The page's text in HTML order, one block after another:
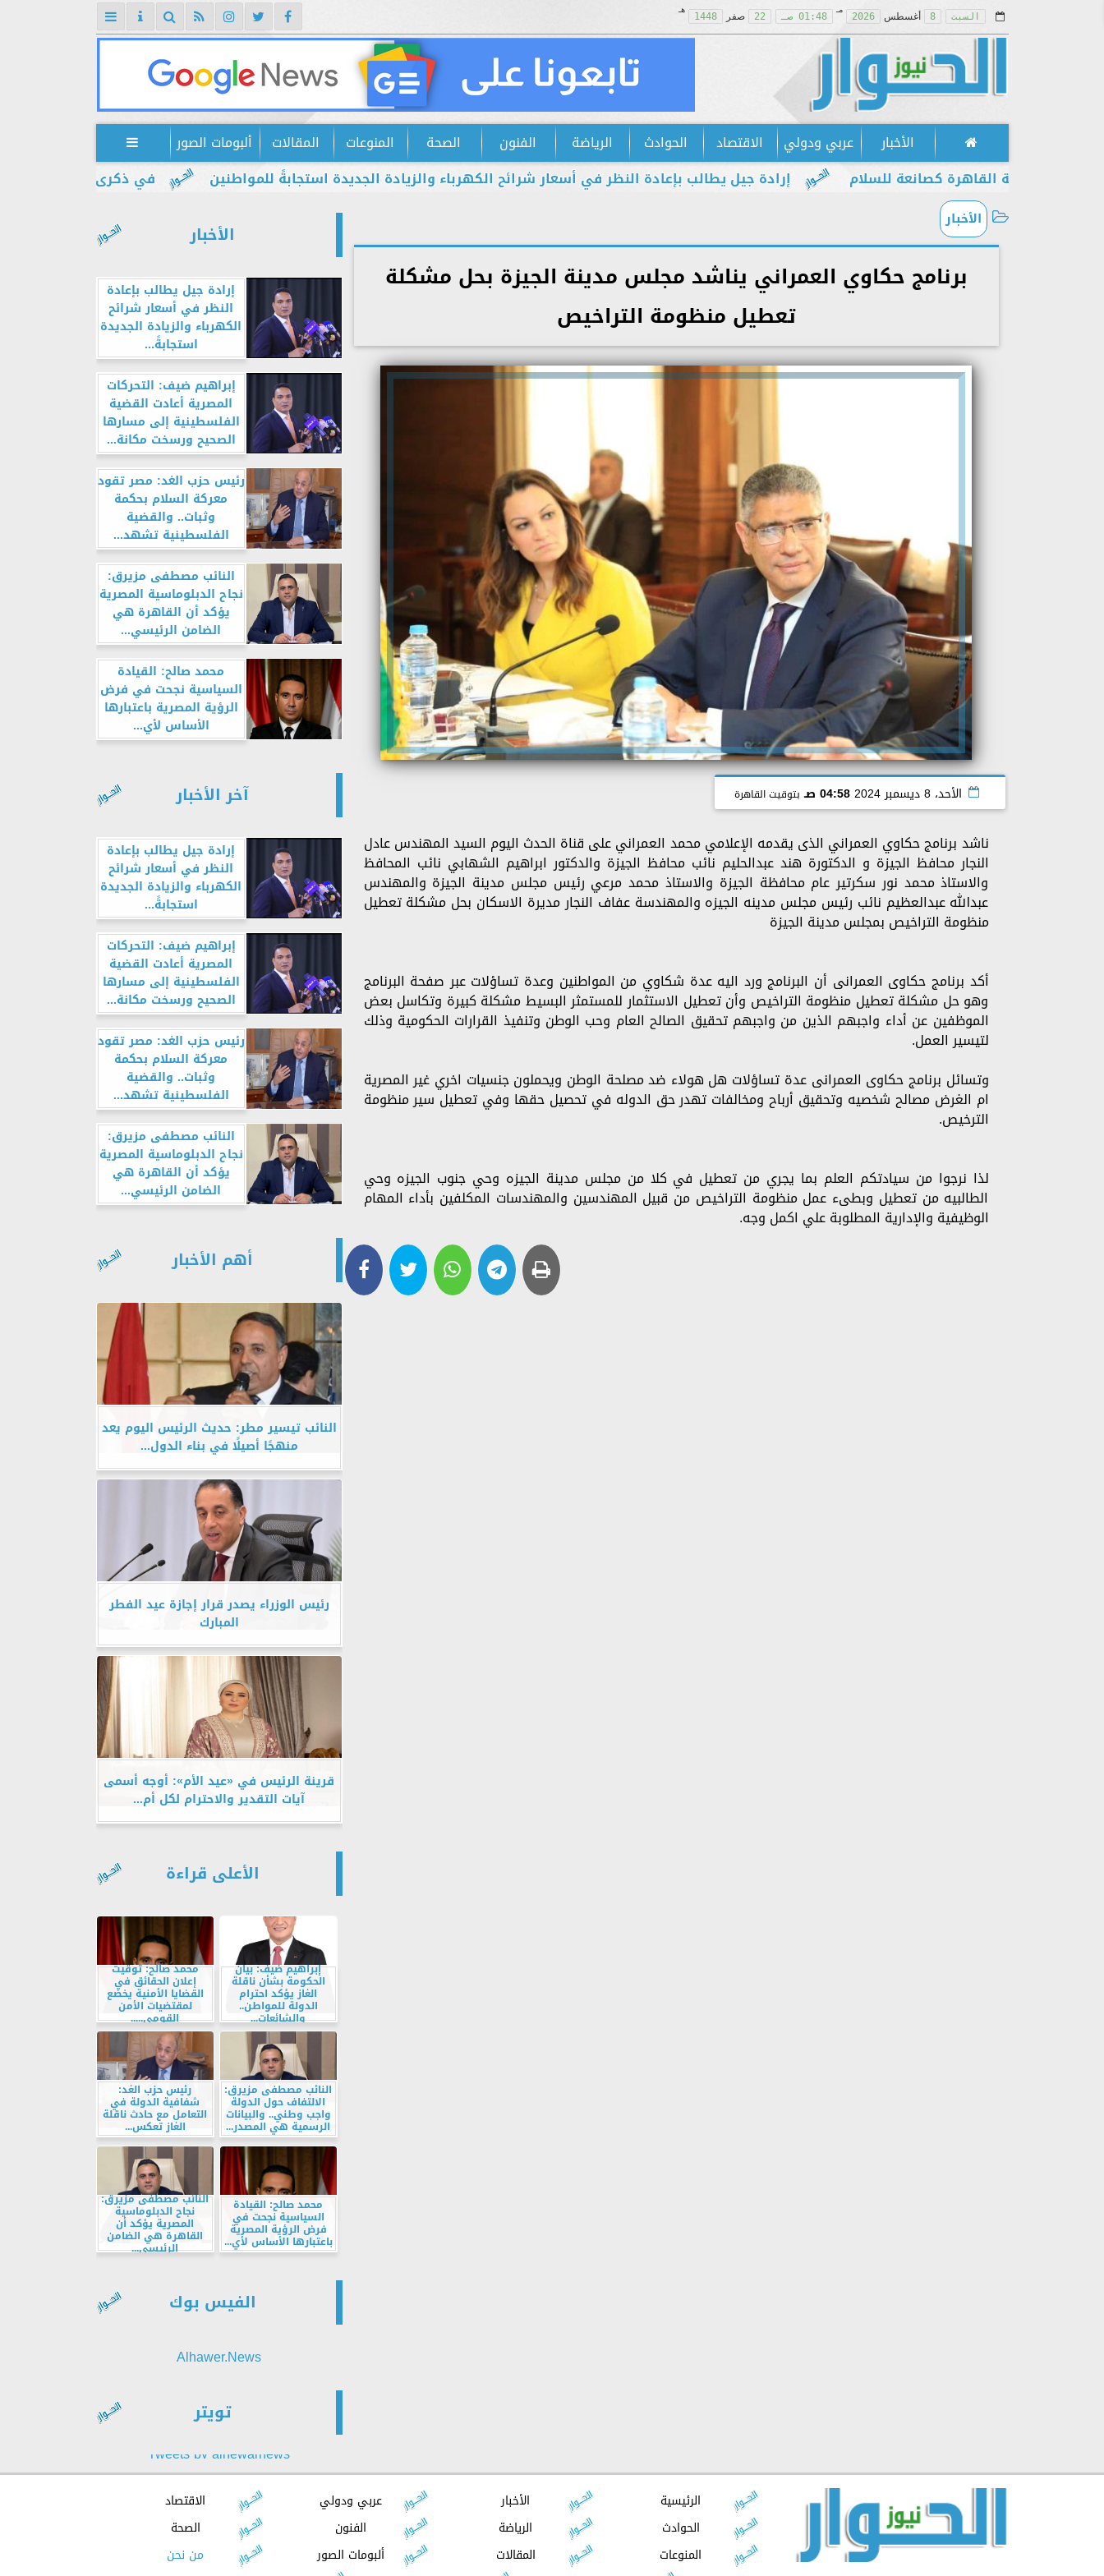
السبت 8 أغسطس 2026
مـ
01:48 صـ 22 صفر 1448
هـ
الأخبار عربي ودولي الاقتصاد الحوادث الرياضة الفنون الصحة المنوعات المقالات ألبومات الصور

في ذكرى يوليو.. إبراهيم
إرادة جيل يطالب بإعادة النظر في أسعار شرائح الكهرباء والزيادة الجديدة استجابةً للمواطنين القاهرة كصانعة للسلام
الأخبار
برنامج حكاوي العمراني يناشد مجلس مدينة الجيزة بحل مشكلة
تعطيل منظومة التراخيص
الأحد، 8 ديسمبر 2024 04:58 صـ بتوقيت القاهرة
ناشد برنامج حكاوي العمراني الذى يقدمه الإعلامي محمد العمراني على قناة الحدث اليوم السيد المهندس عادل
النجار محافظ الجيزة و الدكتورة هند عبدالحليم نائب محافظ الجيزة والدكتور ابراهيم الشهابي نائب المحافظ
والاستاذ محمد نور سكرتير عام محافظة الجيزة والاستاذ محمد مرعي رئيس مجلس مدينة الجيزة والمهندس
عبدالله عبدالعظيم نائب رئيس مجلس مدينه الجيزه والمهندسة عفاف النجار مديرة الاسكان بحل مشكلة تعطيل
منظومة التراخيص بمجلس مدينة الجيزة
أكد برنامج حكاوى العمرانى أن البرنامج ورد اليه عدة شكاوي من المواطنين وعدة تساؤلات عبر صفحة البرنامج
وهو حل مشكلة تعطيل منظومة التراخيص وأن تعطيل الاستثمار للمستمثر البسيط مشكلة كبيرة وتكاسل بعض
الموظفين عن أداء واجبهم الذين من واجبهم تحقيق الصالح العام وحب الوطن وتنفيذ القرارات الحكومية وذلك
لتيسير العمل.
وتسائل برنامج حكاوى العمرانى عدة تساؤلات هل هولاء ضد مصلحة الوطن ويحملون جنسيات اخري غير المصرية
ام الغرض مصالح شخصيه وتحقيق أرباح ومخالفات تهدر حق الدوله في تحصيل حقها وفي تعطيل سير منظومة
الترخيص.
لذا نرجوا من سيادتكم العلم بما يجري من تعطيل في كلا من مجلس مدينة الجيزه وحي جنوب الجيزه وحي
الطالبيه من تعطيل وبطىء عمل منظومة التراخيص من قبيل المهندسين والمهندسات المكلفين بأداء المهام
الوظيفية والإدارية المطلوبة علي اكمل وجه.
الأخبار
إرادة جيل يطالب بإعادة
النظر في أسعار شرائح
الكهرباء والزيادة الجديدة
استجابةً...
إبراهيم ضيف: التحركات
المصرية أعادت القضية
الفلسطينية إلى مسارها
الصحيح ورسخت مكانة...
رئيس حزب الغد: مصر تقود
معركة السلام بحكمة
وثبات.. والقضية
الفلسطينية تشهد...
النائب مصطفى مزيرق:
نجاح الدبلوماسية المصرية
يؤكد أن القاهرة هي
الضامن الرئيسي...
محمد صالح: القيادة
السياسية نجحت في فرض
الرؤية المصرية باعتبارها
الأساس لأي...
آخر الأخبار
إرادة جيل يطالب بإعادة
النظر في أسعار شرائح
الكهرباء والزيادة الجديدة
استجابةً...
إبراهيم ضيف: التحركات
المصرية أعادت القضية
الفلسطينية إلى مسارها
الصحيح ورسخت مكانة...
رئيس حزب الغد: مصر تقود
معركة السلام بحكمة
وثبات.. والقضية
الفلسطينية تشهد...
النائب مصطفى مزيرق:
نجاح الدبلوماسية المصرية
يؤكد أن القاهرة هي
الضامن الرئيسي...
أهم الأخبار
النائب تيسير مطر: حديث الرئيس اليوم يعد
منهجًا أصيلًا في بناء الدول...
رئيس الوزراء يصدر قرار إجازة عيد الفطر
المبارك
قرينة الرئيس في «عيد الأم»: أوجه أسمى
آيات التقدير والاحترام لكل أم...
الأعلى قراءة
إبراهيم ضيف: بيان
الحكومة بشأن ناقلة
الغاز يؤكد احترام
الدولة للمواطن..
والشائعات...
محمد صالح: توقيت
إعلان الحقائق في
القضايا الأمنية يخضع
لمقتضيات الأمن
القومي.....
النائب مصطفى مزيرق:
الالتفاف حول الدولة
واجب وطني.. والبيانات
الرسمية هي المصدر...
رئيس حزب الغد:
شفافية الدولة في
التعامل مع حادث ناقلة
الغاز تعكس...
محمد صالح: القيادة
السياسية نجحت في
فرض الرؤية المصرية
باعتبارها الأساس لأي...
النائب مصطفى مزيرق:
نجاح الدبلوماسية
المصرية يؤكد أن
القاهرة هي الضامن
الرئيسي...
الفيس بوك
Alhawer.News
تويتر
Tweets by alhewarnews
الرئيسية الأخبار عربي ودولي
الاقتصاد
الحوادث
الرياضة الفنون
الصحة
المنوعات
المقالات ألبومات الصور
من نحن